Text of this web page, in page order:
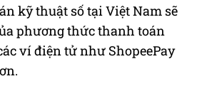
kỹ thuật số tại Việt Nam sẽ
phương thức thanh toán
ví điện tử như ShopeePay